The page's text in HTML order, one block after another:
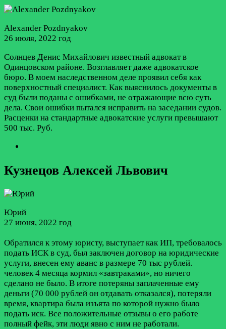
Alexander Pozdnyakov
26 июля, 2022 год
Солнцев Денис Михайлович известный адвокат в
Одинцовском районе. Возглавляет даже адвокатское
бюро. В моем наследственном деле проявил себя как
поверхностный специалист. Как выяснилось документы в
суд были поданы с ошибками, не отражающие всю суть
дела. Свои ошибки пытался исправить на заседании судов.
Расценки на стандартные адвокатские услуги превышают
500 тыс. Руб.
Кузнецов Алексей Львович
Юрий
27 июня, 2022 год
Обратился к этому юристу, выступает как ИП, требовалось
подать ИСК в суд, был заключен договор на юридические
услуги, внесен ему аванс в размере 70 тыс рублей.
человек 4 месяца кормил «завтраками», но ничего
сделано не было. В итоге потеряны заплаченные ему
деньги (70 000 рублей он отдавать отказался), потеряли
время, квартира была изъята по которой нужно было
подать иск. Все положительные отзывы о его работе
полный фейк, эти люди явно с ним не работали.